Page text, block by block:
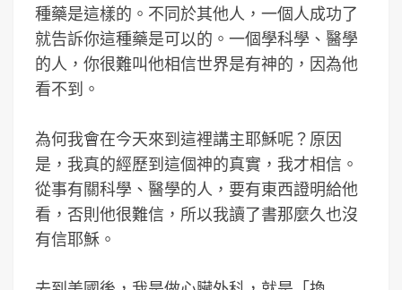
種藥是這樣的。不同於其他人，一個人成功了
就告訴你這種藥是可以的。一個學科學、醫學
的人，你很難叫他相信世界是有神的，因為他
看不到。
為何我會在今天來到這裡講主耶穌呢？原因
是，我真的經歷到這個神的真實，我才相信。
從事有關科學、醫學的人，要有東西證明給他
看，否則他很難信，所以我讀了書那麼久也沒
有信耶穌。